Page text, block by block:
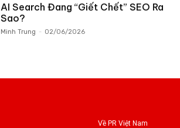
AI Search Đang “Giết Chết” SEO Ra
Sao?
Minh Trung - 02/06/2026
Về PR Việt Nam